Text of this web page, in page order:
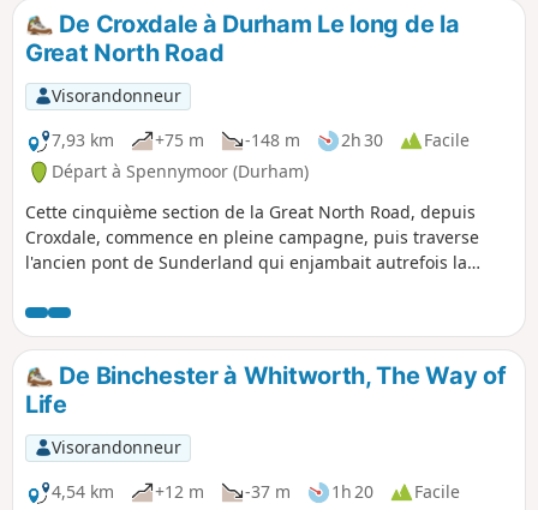
De Croxdale à Durham Le long de la
Great North Road
Visorandonneur
7,93 km
+75 m -148 m 2h 30
Facile
Départ à Spennymoor (Durham)
Cette cinquième section de la Great North Road, depuis
Croxdale, commence en pleine campagne, puis traverse
l'ancien pont de Sunderland qui enjambait autrefois la
emblématique Cock o' the North, puis suit South Road,
longe les bâtiments modernes de l'université et descend
New Elvet jusqu'au cœur de la ville de Durham, pour finir
sur la place historique du marché.
De Binchester à Whitworth, The Way of
Life
Visorandonneur
4,54 km
+12 m -37 m 1h 20
Facile